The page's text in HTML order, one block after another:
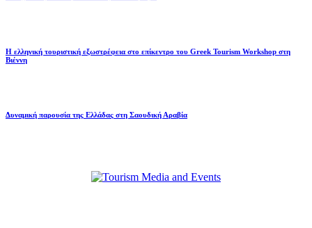
Η ελληνική τουριστική εξωστρέφεια στο επίκεντρο του Greek Tourism Workshop στη
Βιέννη
Δυναμική παρουσία της Ελλάδας στη Σαουδική Αραβία